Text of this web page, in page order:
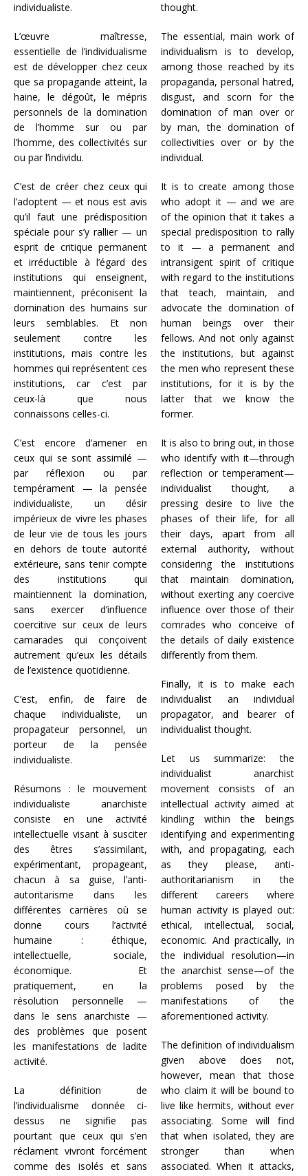
individualiste.
L’œuvre maîtresse,
essentielle de l’individualisme
est de développer chez ceux
que sa propagande atteint, la
haine, le dégoût, le mépris
personnels de la domination
de l’homme sur ou par
l’homme, des collectivités sur
ou par l’individu.
C’est de créer chez ceux qui
l’adoptent — et nous est avis
qu’il faut une prédisposition
spéciale pour s’y rallier — un
esprit de critique permanent
et irréductible à l’égard des
institutions qui enseignent,
maintiennent, préconisent la
domination des humains sur
leurs semblables. Et non
seulement contre les
institutions, mais contre les
hommes qui représentent ces
institutions, car c’est par
ceux-là que nous
connaissons celles-ci.
C’est encore d’amener en
ceux qui se sont assimilé —
par réflexion ou par
tempérament — la pensée
individualiste, un désir
impérieux de vivre les phases
de leur vie de tous les jours
en dehors de toute autorité
extérieure, sans tenir compte
des institutions qui
maintiennent la domination,
sans exercer d’influence
coercitive sur ceux de leurs
camarades qui conçoivent
autrement qu’eux les détails
de l’existence quotidienne.
C’est, enfin, de faire de
chaque individualiste, un
propagateur personnel, un
porteur de la pensée
individualiste.
Résumons : le mouvement
individualiste anarchiste
consiste en une activité
intellectuelle visant à susciter
des êtres s’assimilant,
expérimentant, propageant,
chacun à sa guise, l’anti-
autoritarisme dans les
différentes carrières où se
donne cours l’activité
humaine : éthique,
intellectuelle, sociale,
économique. Et
pratiquement, en la
résolution personnelle —
dans le sens anarchiste —
des problèmes que posent
les manifestations de ladite
activité.
La définition de
l’individualisme donnée ci-
dessus ne signifie pas
pourtant que ceux qui s’en
réclament vivront forcément
comme des isolés et sans
thought.
The essential, main work of
individualism is to develop,
among those reached by its
propaganda, personal hatred,
disgust, and scorn for the
domination of man over or
by man, the domination of
collectivities over or by the
individual.
It is to create among those
who adopt it — and we are
of the opinion that it takes a
special predisposition to rally
to it — a permanent and
intransigent spirit of critique
with regard to the institutions
that teach, maintain, and
advocate the domination of
human beings over their
fellows. And not only against
the institutions, but against
the men who represent these
institutions, for it is by the
latter that we know the
former.
It is also to bring out, in those
who identify with it—through
reflection or temperament—
individualist thought, a
pressing desire to live the
phases of their life, for all
their days, apart from all
external authority, without
considering the institutions
that maintain domination,
without exerting any coercive
influence over those of their
comrades who conceive of
the details of daily existence
differently from them.
Finally, it is to make each
individualist an individual
propagator, and bearer of
individualist thought.
Let us summarize: the
individualist anarchist
movement consists of an
intellectual activity aimed at
kindling within the beings
identifying and experimenting
with, and propagating, each
as they please, anti-
authoritarianism in the
different careers where
human activity is played out:
ethical, intellectual, social,
economic. And practically, in
the individual resolution—in
the anarchist sense—of the
problems posed by the
manifestations of the
aforementioned activity.
The definition of individualism
given above does not,
however, mean that those
who claim it will be bound to
live like hermits, without ever
associating. Some will find
that when isolated, they are
stronger than when
associated. When it attacks,